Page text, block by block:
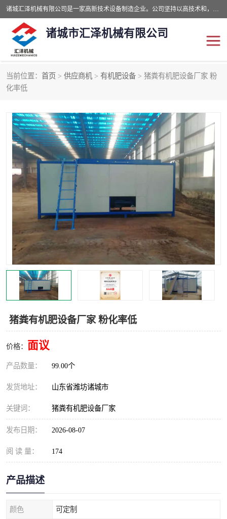
诸城汇泽机械有限公司是一家高新技术设备制造企业。公司坚持以高技术和，高服务于用户，以的环保机械制造设备赢的用户的信赖。现在主要生产死亡畜禽无害化处理和立式和卧式有机肥设备，搅拌机，烘干机，高温发酵机等。污水处理设备，固液分离机。气浮机，化制机等。公司秉承品质，用户至上，科技创新的经营理。
诸城市汇泽机械有限公司
当前位置： 首页 > 供应商机 > 有机肥设备 > 猪粪有机肥设备厂家 粉
化率低
猪粪有机肥设备厂家 粉化率低
价格： 面议
产品数量： 99.00个
发货地址： 山东省潍坊诸城市
关键词： 猪粪有机肥设备厂家
发布日期： 2026-08-07
阅 读 量： 174
产品描述
颜色 可定制
发酵设备
鸡粪发酵机 有机肥设备
纳米膜好氧发酵堆肥机 粪污烘干酶体机
膜式堆肥机 纳米膜发酵
膜式发酵仓 分子膜堆肥仓
分子膜发酵堆肥设备